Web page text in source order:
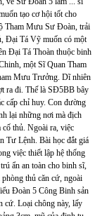
tạo cơ hội tốt cho
Tham Mưu Sư Đoàn, trải
Đại Tá Vỹ muốn có một
Đại Tá Thoàn thuộc binh
một Sĩ Quan Tham
Mưu Trưởng. Dĩ nhiên
ra đi. Thế là SĐ5BB bây
cấp chỉ huy. Con đường
lại những nơi mà địch
thủ. Ngoài ra, việc
Tư Lệnh. Bài học đắt giá
việc thiết lập hệ thống
ẩn an toàn cho binh sĩ,
thủ căn cứ, ngoài
Đoàn 5 Công Binh sản
cứ. Loại chông này, lấy